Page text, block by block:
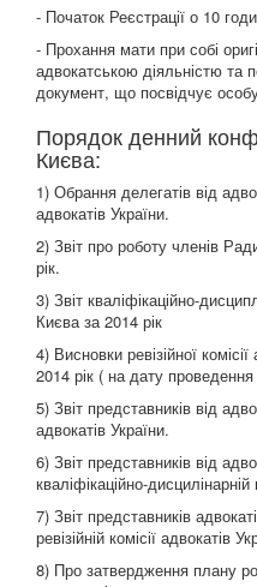
- Початок Реєстрації о 10
- Прохання мати при собі
адвокатською діяльністю та
документ, що посвідчує
Порядок денний
Києва:
1) Обрання делегатів від
адвокатів України.
2) Звіт про роботу членів
рік.
3) Звіт кваліфікаційно-
Києва за 2014 рік
4) Висновки ревізійної
2014 рік ( на дату проведення
5) Звіт представників від
адвокатів України.
6) Звіт представників від
кваліфікаційно-дисцилінарній
7) Звіт представників
ревізійній комісії адвокатів
8) Про затвердження плану